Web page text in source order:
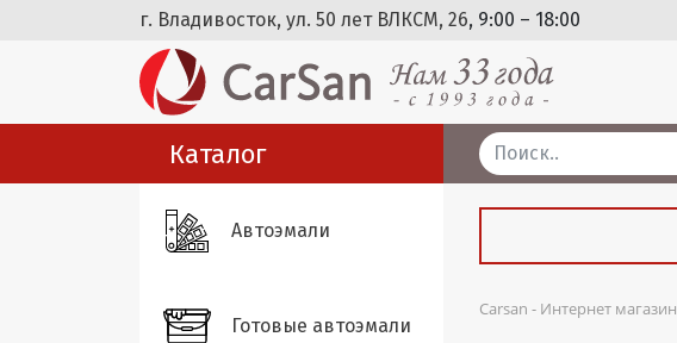
г. Владивосток, ул. 50 лет ВЛКСМ, 26, 9:00 – 18:00
Каталог
Автоэмали
Готовые автоэмали
Carsan - Интернет магазин